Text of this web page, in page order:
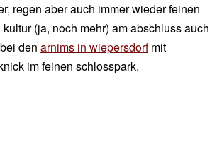
regen aber auch immer wieder feinen
(ja, noch mehr) am abschluss auch
den arnims in wiepersdorfmit
im feinen schlosspark.